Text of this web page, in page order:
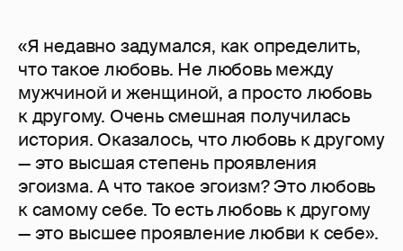
«Я недавно задумался, как определить,
что такое любовь. Не любовь между
мужчиной и женщиной, а просто любовь
к другому. Очень смешная получилась
история. Оказалось, что любовь к другому
— это высшая степень проявления
эгоизма. А что такое эгоизм? Это любовь
к самому себе. То есть любовь к другому
— это высшее проявление любви к себе».